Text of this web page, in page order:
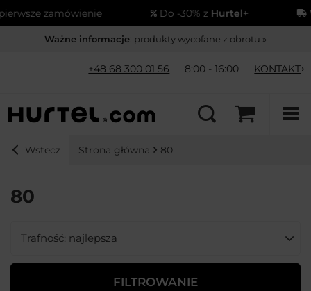
zamówienie Do -30% zHurtel+
Ważne informacje: produkty wycofane z obrotu »
+48 68 300 01 56 8:00 - 16:00 KONTAKT
Wstecz Strona główna 80
80
Zmień sortowanie
Trafność: najlepsza
FILTROWANIE